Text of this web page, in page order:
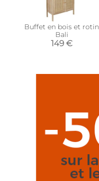
Buffet en bois et rotin
Bali
149 €